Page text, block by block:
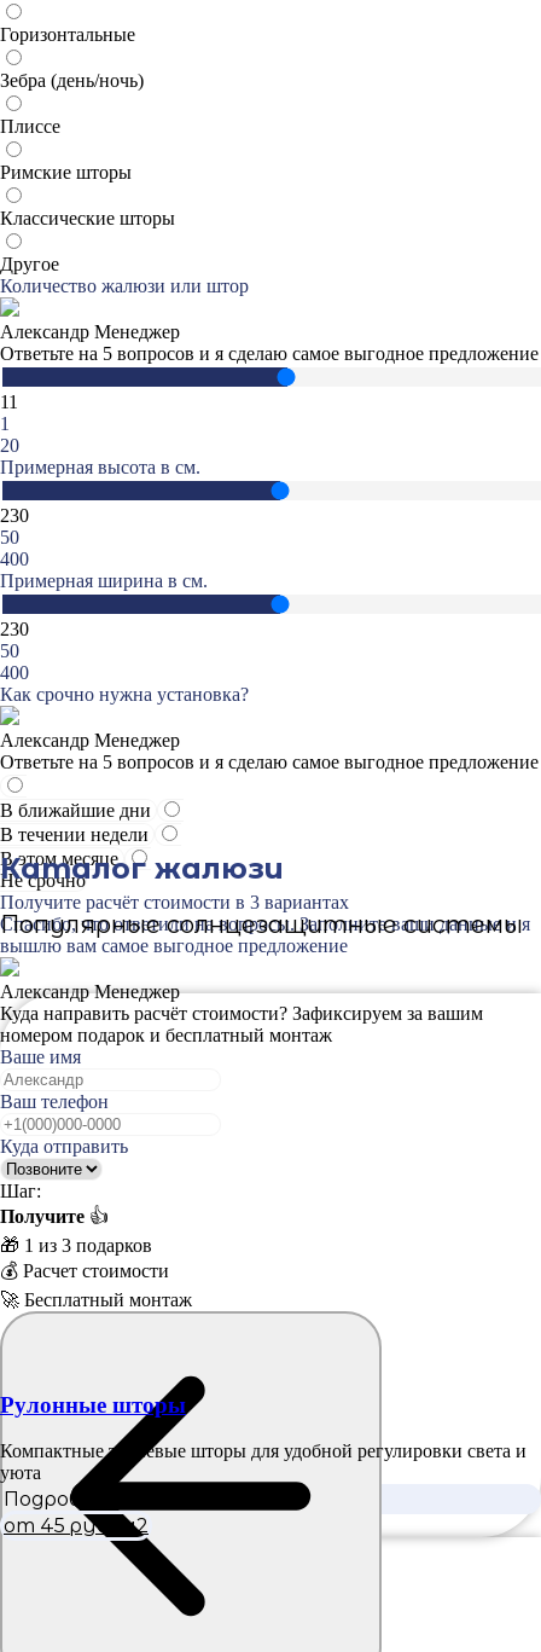
Горизонтальные
Зебра (день/ночь)
Плиссе
Римские шторы
Классические шторы
Другое
Количество жалюзи или штор
Александр Менеджер
Ответьте на 5 вопросов и я сделаю самое выгодное предложение
11
1
20
Примерная высота в см.
230
50
400
Примерная ширина в см.
230
50
400
Как срочно нужна установка?
Александр Менеджер
Ответьте на 5 вопросов и я сделаю самое выгодное предложение
В ближайшие дни
В течении недели
В этом месяце
Не срочно
Получите расчёт стоимости в 3 вариантах
Спасибо, что ответили на вопросы. Заполните ваши данные и я
вышлю вам самое выгодное предложение
Александр Менеджер
Куда направить расчёт стоимости? Зафиксируем за вашим
номером подарок и бесплатный монтаж
Ваше имя
Ваш телефон
Куда отправить
Шаг:
Получите 👍
🎁 1 из 3 подарков
💰 Расчет стоимости
🚀 Бесплатный монтаж
Каталог жалюзи
Популярные солнцезащитные системы
Рулонные шторы
Компактные тканевые шторы для удобной регулировки света и
уюта
Подробнее
от 45 руб./м2